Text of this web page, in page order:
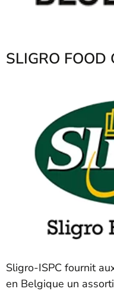
SLIGRO FOOD
Sligro-ISPC fournit
en Belgique un